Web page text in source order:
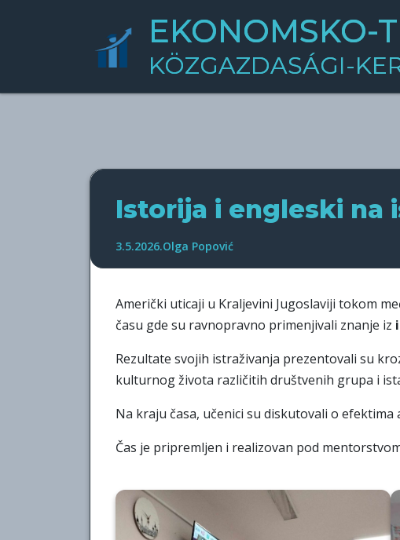
EKONOMSKO-
KÖZGAZDASÁGI-
Istorija i engleski na
3.5.2026.Olga Popović
Američki uticaji u Kraljevini Jugoslaviji tokom
času gde su ravnopravno primenjivali znanje iz
Rezultate svojih istraživanja prezentovali su
kulturnog života različitih društvenih grupa i
Na kraju časa, učenici su diskutovali o
Čas je pripremljen i realizovan pod